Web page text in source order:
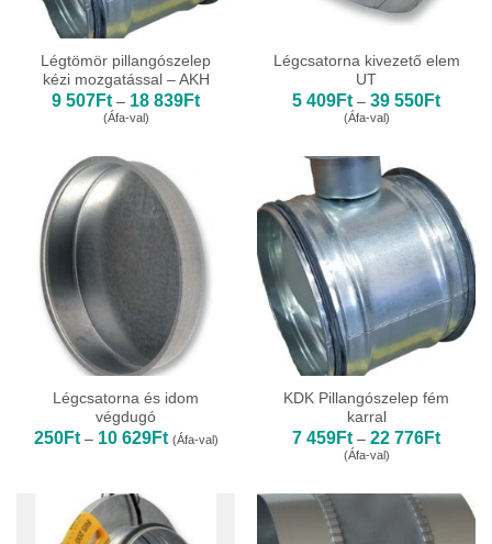
Légtömör pillangószelep
kézi mozgatással – AKH
9 507Ft – 18 839FtÁrtartomány:
(Áfa-val)
Légcsatorna kivezető elem
UT
5 409Ft – 39 550Ft
(Áfa-val)
Légcsatorna és idom
végdugó
250Ft – 10 629FtÁrtartomány:
250Ft
(Áfa-val)
KDK Pillangószelep fém
karral
7 459Ft – 22 776Ft
22
776Ft
(Áfa-val)